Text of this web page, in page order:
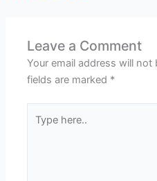
Leave a Comment
Your email address will not
fields are marked *
here..